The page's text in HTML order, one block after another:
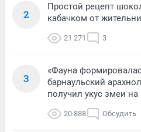
2
Простой рецепт
кабачком от
21 271 3
3
«Фауна
барнаульский
получил укус змеи
20 888 Обсудить